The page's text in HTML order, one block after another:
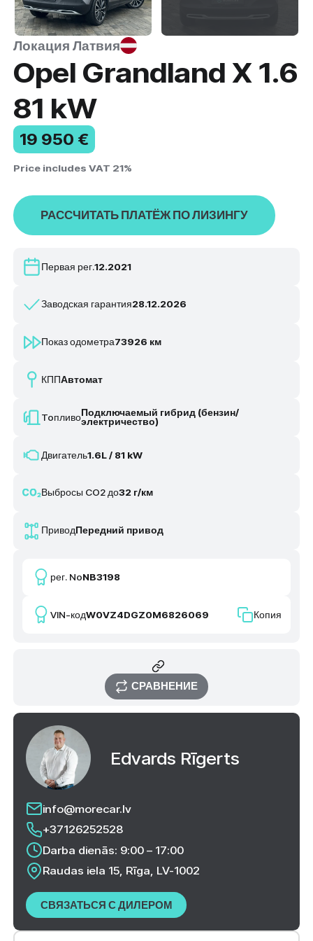
Локация Латвия
Opel Grandland X 1.6
81 kW
19 950 €
Price includes VAT 21%
РАССЧИТАТЬ ПЛАТЁЖ ПО ЛИЗИНГУ
Первая рег.12.2021
Заводская гарантия28.12.2026
Показ одометра73926 км
КППАвтомат
ToпливоПодключаемый гибрид (бензин/
электричество)
Двигатель1.6L / 81 kW
Выбросы CO2 до32 г/км
ПриводПередний привод
рег. NoNB3198
VIN-кодW0VZ4DGZ0M6826069 Копия
СРАВНЕНИЕ
Edvards Rīgerts
info@morecar.lv
+37126252528
Darba dienās: 9:00 – 17:00
Raudas iela 15, Rīga, LV-1002
СВЯЗАТЬСЯ С ДИЛЕРОМ